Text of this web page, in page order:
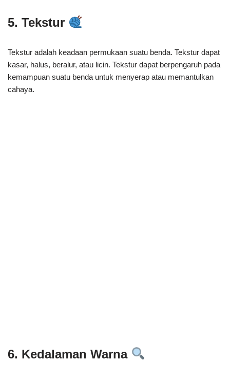
5. Tekstur
Tekstur adalah keadaan permukaan suatu benda. Tekstur dapat
kasar, halus, beralur, atau licin. Tekstur dapat berpengaruh pada
kemampuan suatu benda untuk menyerap atau memantulkan
cahaya.
6. Kedalaman Warna